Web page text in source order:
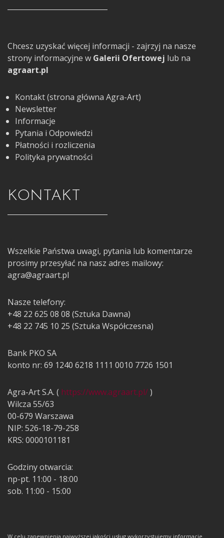
Chcesz uzyskać więcej informacji - zajrzyj na nasze
strony informacyjne w Galerii Ofertowej lub na
agraart.pl
Kontakt (strona główna Agra-Art)
Newsletter
Informacje
Pytania i Odpowiedzi
Płatności i rozliczenia
Polityka prywatności
KONTAKT
Wszelkie Państwa uwagi, pytania lub komentarze
prosimy przesyłać na nasz adres mailowy:
agra@agraart.pl
Nasze telefony:
+48 22 625 08 08 (Sztuka Dawna)
+48 22 745 10 25 (Sztuka Współczesna)
Bank PKO SA
konto nr: 69 1240 6218 1111 0010 7726 1501
Agra-Art S.A. ( https://www.agraart.pl/)
Wilcza 55/63
00-679 Warszawa
NIP: 526-18-79-258
KRS: 0000101181
Godziny otwarcia:
np-pt. 11:00 - 18:00
sob. 11:00 - 15:00
W celu zapewnienia najwyższej jakości usług wykorzystujemy informacje